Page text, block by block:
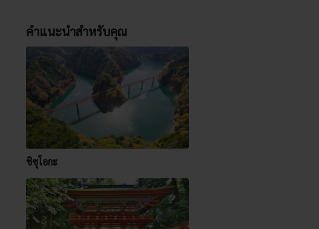
คำแนะนำสำหรับคุณ
ชิซุโอกะ